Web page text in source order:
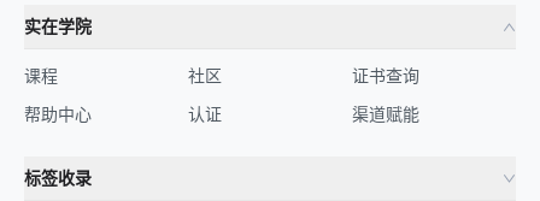
实在学院
课程
帮助中心
社区
认证
证书查询
渠道赋能
标签收录